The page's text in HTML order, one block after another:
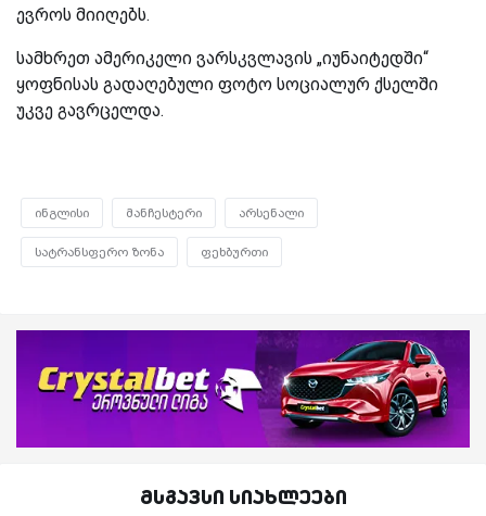
ევროს მიიღებს.
სამხრეთ ამერიკელი ვარსკვლავის „იუნაიტედში“
ყოფნისას გადაღებული ფოტო სოციალურ ქსელში
უკვე გავრცელდა.
ინგლისი მანჩესტერი არსენალი
სატრანსფერო ზონა ფეხბურთი
მსგავსი სიახლეები